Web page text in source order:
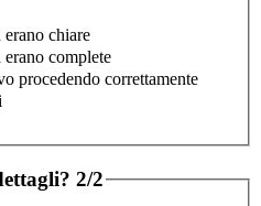
chiare
complete
procedendo correttamente
2/2